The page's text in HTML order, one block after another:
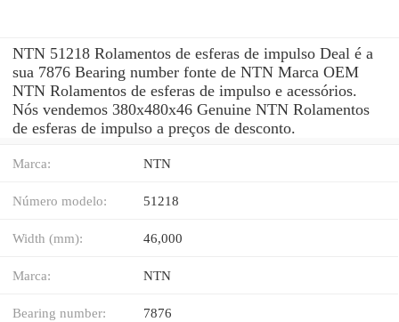
NTN 51218 Rolamentos de esferas de impulso Deal é a
sua 7876 Bearing number fonte de NTN Marca OEM
NTN Rolamentos de esferas de impulso e acessórios.
Nós vendemos 380x480x46 Genuine NTN Rolamentos
de esferas de impulso a preços de desconto.
Marca: NTN
Número modelo: 51218
Width (mm): 46,000
Marca: NTN
Bearing number: 7876